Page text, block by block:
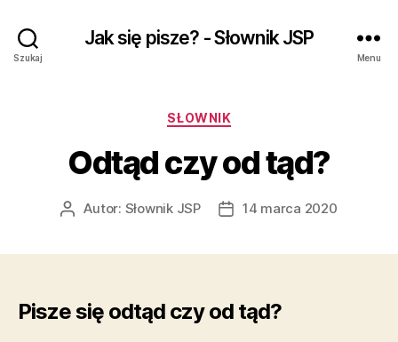
Szukaj
Jak się pisze? - Słownik JSP
Menu
Kategorie
SŁOWNIK
Odtąd czy od tąd?
AutorAutor: Słownik JSP
Data14 marca 2020
Pisze się odtąd czy od tąd?